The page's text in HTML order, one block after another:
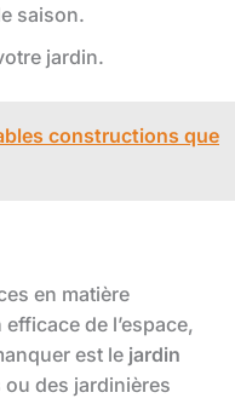
saison.
jardin.
constructions que
en matière
de l’espace,
est le jardin
des jardinières